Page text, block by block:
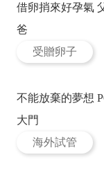
借卵捎來好孕氣
爸
受贈卵子
不能放棄的夢想
大門
海外試管